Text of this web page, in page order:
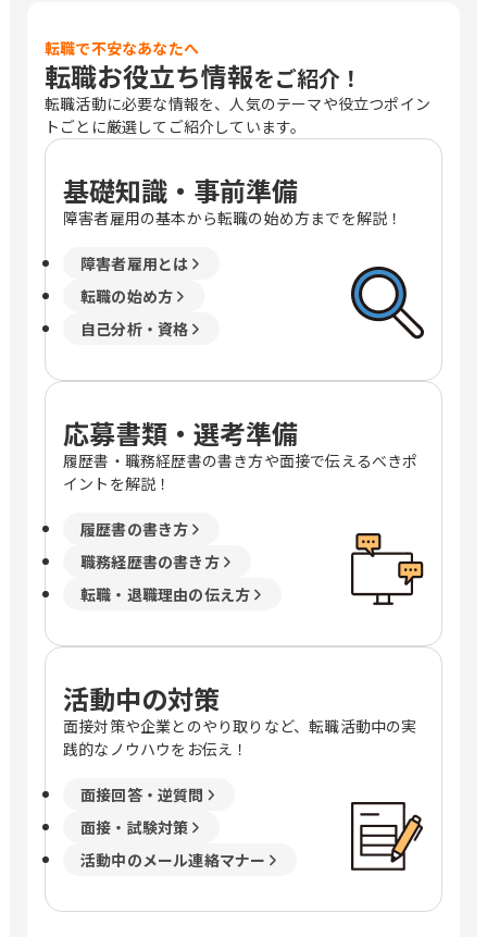
転職で不安なあなたへ
転職お役立ち情報をご紹介！
転職活動に必要な情報を、人気のテーマや役立つポイン
トごとに厳選してご紹介しています。
基礎知識・事前準備
障害者雇用の基本から転職の始め方までを解説！
障害者雇用とは
転職の始め方
自己分析・資格
応募書類・選考準備
履歴書・職務経歴書の書き方や面接で伝えるべきポ
イントを解説！
履歴書の書き方
職務経歴書の書き方
転職・退職理由の伝え方
活動中の対策
面接対策や企業とのやり取りなど、転職活動中の実
践的なノウハウをお伝え！
面接回答・逆質問
面接・試験対策
活動中のメール連絡マナー